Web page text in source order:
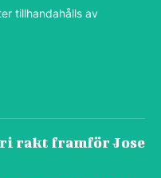
tillhandahålls av
rakt framför Jose